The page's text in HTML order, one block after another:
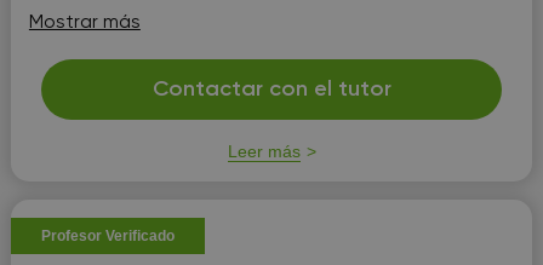
estas clases las realizo a través de Skype. No he tenido
nin...
Mostrar más
Contactar con el tutor
Leer más
Profesor Verificado